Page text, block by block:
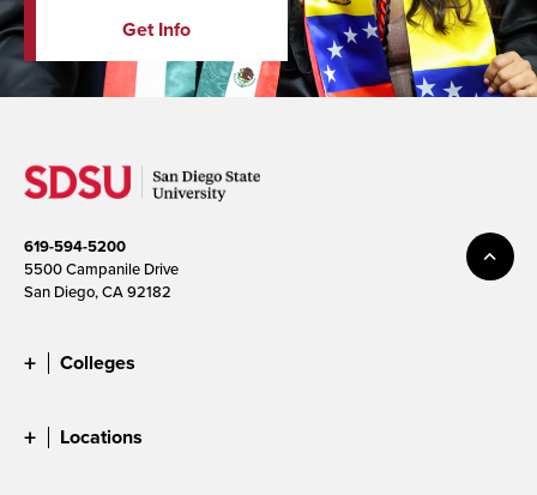
Get Info
619-594-5200
5500 Campanile Drive
San Diego, CA 92182
Colleges
Locations